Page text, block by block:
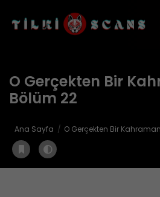
O Gerçekten Bir
Bölüm 22
Ana Sayfa O Gerçekten Bir Kahraman